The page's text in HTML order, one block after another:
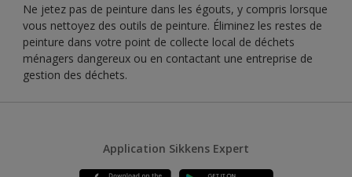
Ne jetez pas de peinture dans les égouts, y compris lorsque
vous nettoyez des outils de peinture. Éliminez les restes de
peinture dans votre point de collecte local de déchets
ménagers dangereux ou en contactant une entreprise de
gestion des déchets.
Application Sikkens Expert